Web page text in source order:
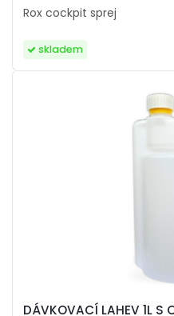
Rox cockpit sprej
skladem
DÁVKOVACÍ LAHEV 1L S